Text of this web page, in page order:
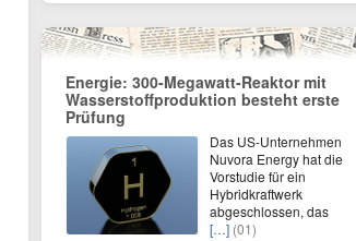
Energie: 300-Megawatt-Reaktor mit
Wasserstoffproduktion besteht erste
Prüfung
Das US-Unternehmen
Nuvora Energy hat die
Vorstudie für ein
Hybridkraftwerk
abgeschlossen, das
[…] (01)